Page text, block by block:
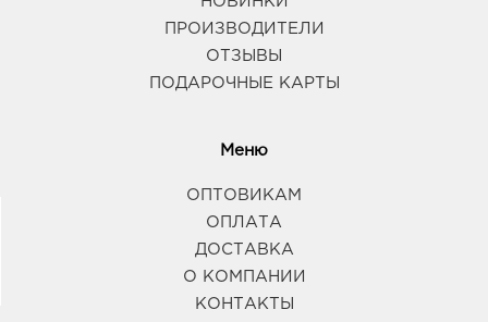
ПРОИЗВОДИТЕЛИ
ОТЗЫВЫ
ПОДАРОЧНЫЕ КАРТЫ
Меню
ОПТОВИКАМ
ОПЛАТА
ДОСТАВКА
О КОМПАНИИ
КОНТАКТЫ